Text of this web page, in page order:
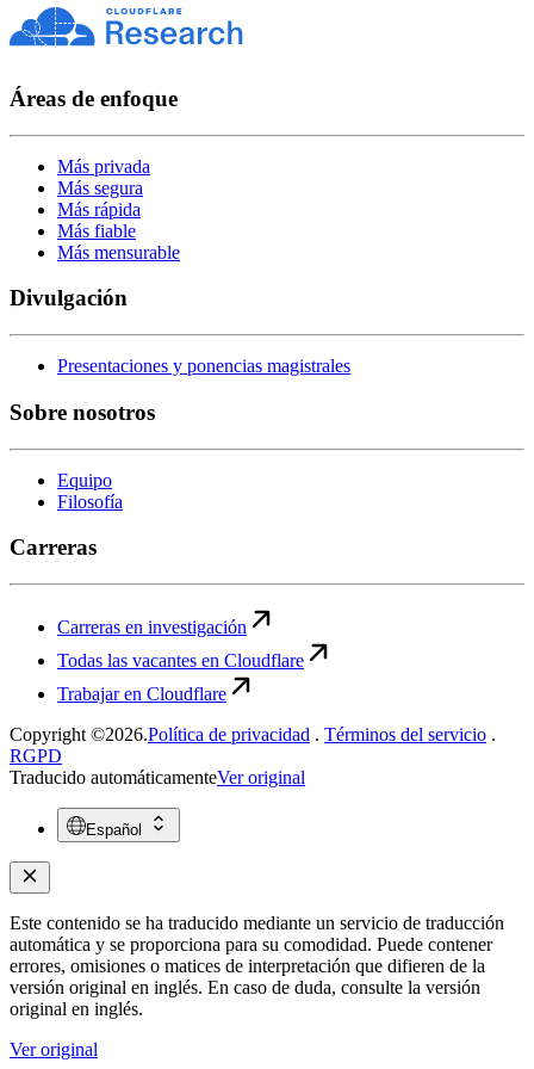
Áreas de enfoque
Más privada
Más segura
Más rápida
Más fiable
Más mensurable
Divulgación
Presentaciones y ponencias magistrales
Sobre nosotros
Equipo
Filosofía
Carreras
Carreras en investigación
Todas las vacantes en Cloudflare
Trabajar en Cloudflare
Copyright ©2026.Política de privacidad . Términos del servicio .
RGPD
Traducido automáticamenteVer original
Español
Este contenido se ha traducido mediante un servicio de traducción
automática y se proporciona para su comodidad. Puede contener
errores, omisiones o matices de interpretación que difieren de la
versión original en inglés. En caso de duda, consulte la versión
original en inglés.
Ver original